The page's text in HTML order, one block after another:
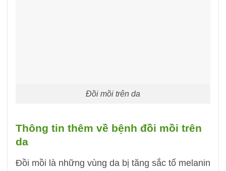
Đồi mồi trên da
Thông tin thêm về bệnh đồi mồi trên
da
Đồi mồi là những vùng da bị tăng sắc tố melanin